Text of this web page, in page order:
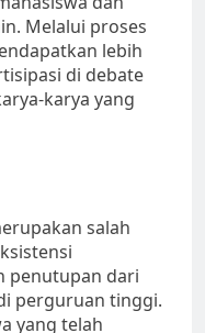
Melalui proses
lebih
di debate
karya yang
salah
penutupan dari
perguruan tinggi.
yang telah